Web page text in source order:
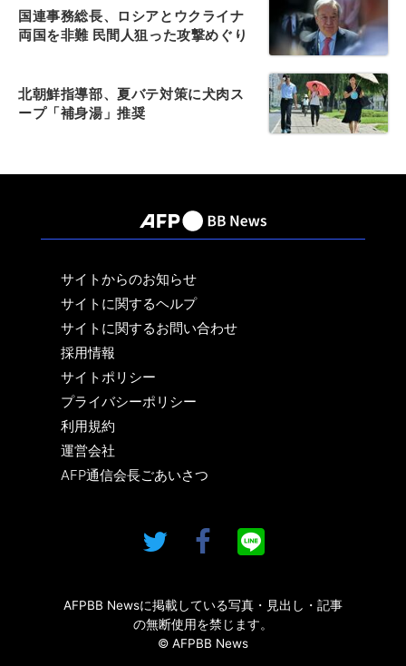
国連事務総長、ロシアとウクライナ
両国を非難 民間人狙った攻撃めぐり
北朝鮮指導部、夏バテ対策に犬肉ス
ープ「補身湯」推奨
サイトからのお知らせ
サイトに関するヘルプ
サイトに関するお問い合わせ
採用情報
サイトポリシー
プライバシーポリシー
利用規約
運営会社
AFP通信会長ごあいさつ
AFPBB Newsに掲載している写真・見出し・記事
の無断使用を禁じます。
© AFPBB News